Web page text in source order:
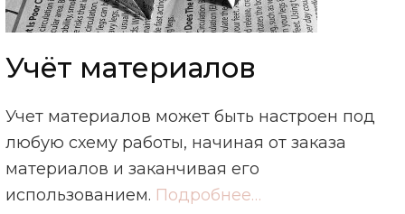
Учёт материалов
Учет материалов может быть настроен под
любую схему работы, начиная от заказа
материалов и заканчивая его
использованием. Подробнее…